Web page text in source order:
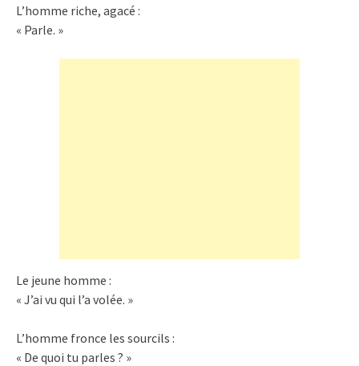
L’homme riche, agacé :
« Parle. »
Le jeune homme :
« J’ai vu qui l’a volée. »
L’homme fronce les sourcils :
« De quoi tu parles ? »